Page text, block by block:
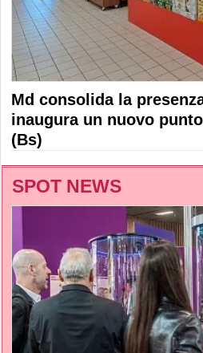
Md consolida la
inaugura un nuovo
(Bs)
SPOT NEWS